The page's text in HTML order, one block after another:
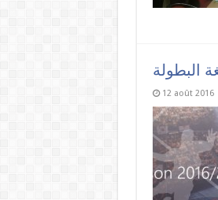
12 août 2016